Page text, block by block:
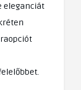
eleganciát